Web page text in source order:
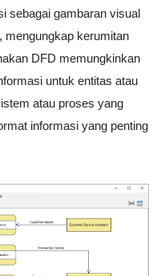
sebagai gambaran visual
mengungkap kerumitan
DFD memungkinkan
untuk entitas atau
atau proses yang
informasi yang penting